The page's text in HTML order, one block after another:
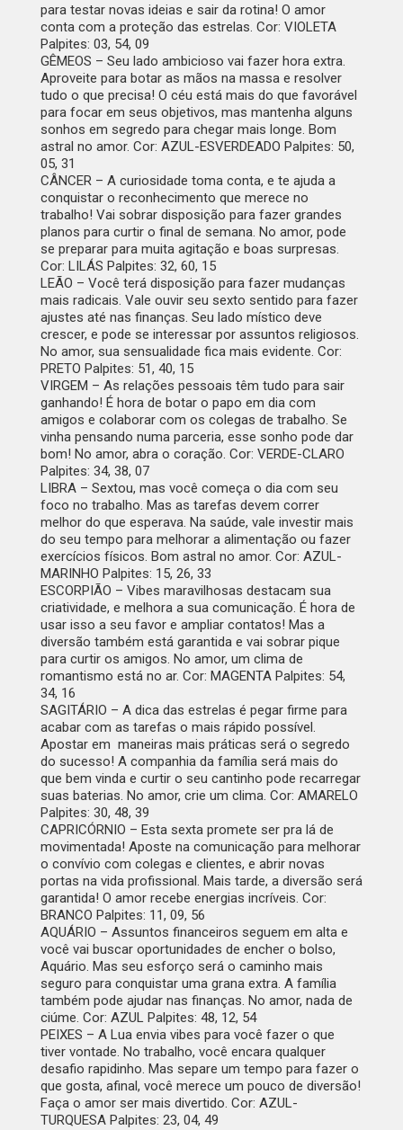
para testar novas ideias e sair da rotina! O amor
conta com a proteção das estrelas. Cor: VIOLETA
Palpites: 03, 54, 09
GÊMEOS – Seu lado ambicioso vai fazer hora extra.
Aproveite para botar as mãos na massa e resolver
tudo o que precisa! O céu está mais do que favorável
para focar em seus objetivos, mas mantenha alguns
sonhos em segredo para chegar mais longe. Bom
astral no amor. Cor: AZUL-ESVERDEADO Palpites: 50,
05, 31
CÂNCER – A curiosidade toma conta, e te ajuda a
conquistar o reconhecimento que merece no
trabalho! Vai sobrar disposição para fazer grandes
planos para curtir o final de semana. No amor, pode
se preparar para muita agitação e boas surpresas.
Cor: LILÁS Palpites: 32, 60, 15
LEÃO – Você terá disposição para fazer mudanças
mais radicais. Vale ouvir seu sexto sentido para fazer
ajustes até nas finanças. Seu lado místico deve
crescer, e pode se interessar por assuntos religiosos.
No amor, sua sensualidade fica mais evidente. Cor:
PRETO Palpites: 51, 40, 15
VIRGEM – As relações pessoais têm tudo para sair
ganhando! É hora de botar o papo em dia com
amigos e colaborar com os colegas de trabalho. Se
vinha pensando numa parceria, esse sonho pode dar
bom! No amor, abra o coração. Cor: VERDE-CLARO
Palpites: 34, 38, 07
LIBRA – Sextou, mas você começa o dia com seu
foco no trabalho. Mas as tarefas devem correr
melhor do que esperava. Na saúde, vale investir mais
do seu tempo para melhorar a alimentação ou fazer
exercícios físicos. Bom astral no amor. Cor: AZUL-
MARINHO Palpites: 15, 26, 33
ESCORPIÃO – Vibes maravilhosas destacam sua
criatividade, e melhora a sua comunicação. É hora de
usar isso a seu favor e ampliar contatos! Mas a
diversão também está garantida e vai sobrar pique
para curtir os amigos. No amor, um clima de
romantismo está no ar. Cor: MAGENTA Palpites: 54,
34, 16
SAGITÁRIO – A dica das estrelas é pegar firme para
acabar com as tarefas o mais rápido possível.
Apostar em maneiras mais práticas será o segredo
do sucesso! A companhia da família será mais do
que bem vinda e curtir o seu cantinho pode recarregar
suas baterias. No amor, crie um clima. Cor: AMARELO
Palpites: 30, 48, 39
CAPRICÓRNIO – Esta sexta promete ser pra lá de
movimentada! Aposte na comunicação para melhorar
o convívio com colegas e clientes, e abrir novas
portas na vida profissional. Mais tarde, a diversão será
garantida! O amor recebe energias incríveis. Cor:
BRANCO Palpites: 11, 09, 56
AQUÁRIO – Assuntos financeiros seguem em alta e
você vai buscar oportunidades de encher o bolso,
Aquário. Mas seu esforço será o caminho mais
seguro para conquistar uma grana extra. A família
também pode ajudar nas finanças. No amor, nada de
ciúme. Cor: AZUL Palpites: 48, 12, 54
PEIXES – A Lua envia vibes para você fazer o que
tiver vontade. No trabalho, você encara qualquer
desafio rapidinho. Mas separe um tempo para fazer o
que gosta, afinal, você merece um pouco de diversão!
Faça o amor ser mais divertido. Cor: AZUL-
TURQUESA Palpites: 23, 04, 49